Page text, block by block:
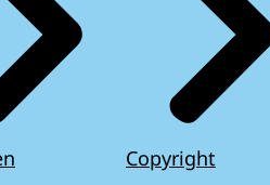
Copyright